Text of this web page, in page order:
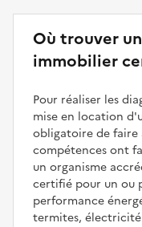
Où trouver
immobilier
Pour réaliser les
mise en location
obligatoire de faire
compétences ont
un organisme
certifié pour un ou
performance
termites, électricité